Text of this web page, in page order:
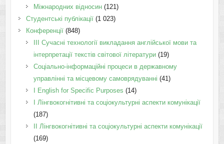
Міжнародних відносин(121)
Студентські публікації(1 023)
Конференції(848)
III Сучасні технології викладання англійської мови та
інтерпретації текстів світової літератури(19)
Соціально-інформаційні процеси в державному
управлінні та місцевому самоврядуванні (41)
І English for Specific Purposes (14)
I Лінгвокогнітивні та соціокультурні аспекти комунікації
(187)
IІ Лінгвокогнітивні та соціокультурні аспекти комунікації
(169)